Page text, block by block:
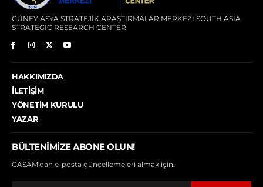
GÜNEY ASYA STRATEJİK ARAŞTIRMALAR MERKEZİ SOUTH ASIA
STRATEGIC RESEARCH CENTER
HAKKIMIZDA
İLETIŞIM
YÖNETIM KURULU
YAZAR
BÜLTENIMIZE ABONE OLUN!
GASAM'dan e-posta güncellemeleri almak için.